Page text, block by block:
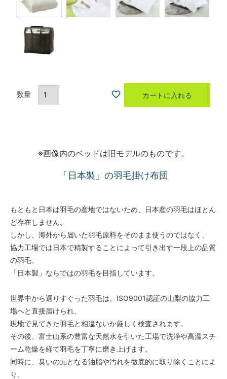
カートに入れる
※画像内のベッドは旧モデルのものです。
「日本製」の羽毛掛け布団
もともと日本は羽毛の産地ではないため、日本産の羽毛はほとん
ど存在しません。
しかし、海外から届いた羽毛原料をそのまま使うのではなく、
協力工場では日本で精製することによって引き出す一段上の品質
の羽毛、
「日本製」ならではの羽毛を目指しています。
世界中から選りすぐった羽毛は、ISO9001認証の山梨の協力工
場へと直接届けられ、
現地で見てきた羽毛と相違ないか厳しく検査されます。
その後、富士山系の豊富な天然水を引いた工場で洗浄や高温スチ
ーム乾燥を経て羽毛を丁寧に磨き上げます。
同時に、臭いの元となる油脂や汚れを徹底的に取り除くことによ
り、